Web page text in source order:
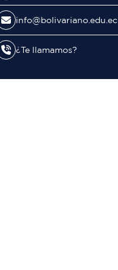
info@bolivariano.edu.ec
¿Te llamamos?